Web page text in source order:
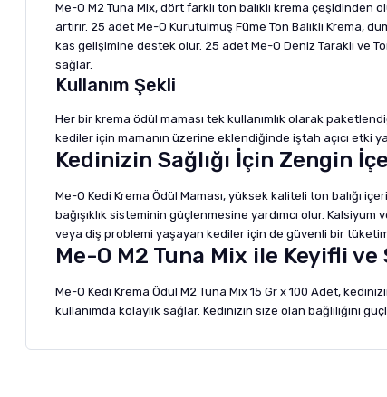
Me-O M2 Tuna Mix, dört farklı ton balıklı krema çeşidinden
artırır. 25 adet Me-O Kurutulmuş Füme Ton Balıklı Krema,
kas gelişimine destek olur. 25 adet Me-O Deniz Taraklı ve
sağlar.
Kullanım Şekli
Her bir krema ödül maması tek kullanımlık olarak
kediler için mamanın üzerine eklendiğinde iştah açıcı etki
Kedinizin Sağlığı İçin Zengin
Me-O Kedi Krema Ödül Maması, yüksek kaliteli ton balığı
bağışıklık sisteminin güçlenmesine yardımcı olur.
veya diş problemi yaşayan kediler için de güvenli bir
Me-O M2 Tuna Mix ile Keyifli ve
Me-O Kedi Krema Ödül M2 Tuna Mix 15 Gr x 100 Adet,
kullanımda kolaylık sağlar. Kedinizin size olan bağlılığını